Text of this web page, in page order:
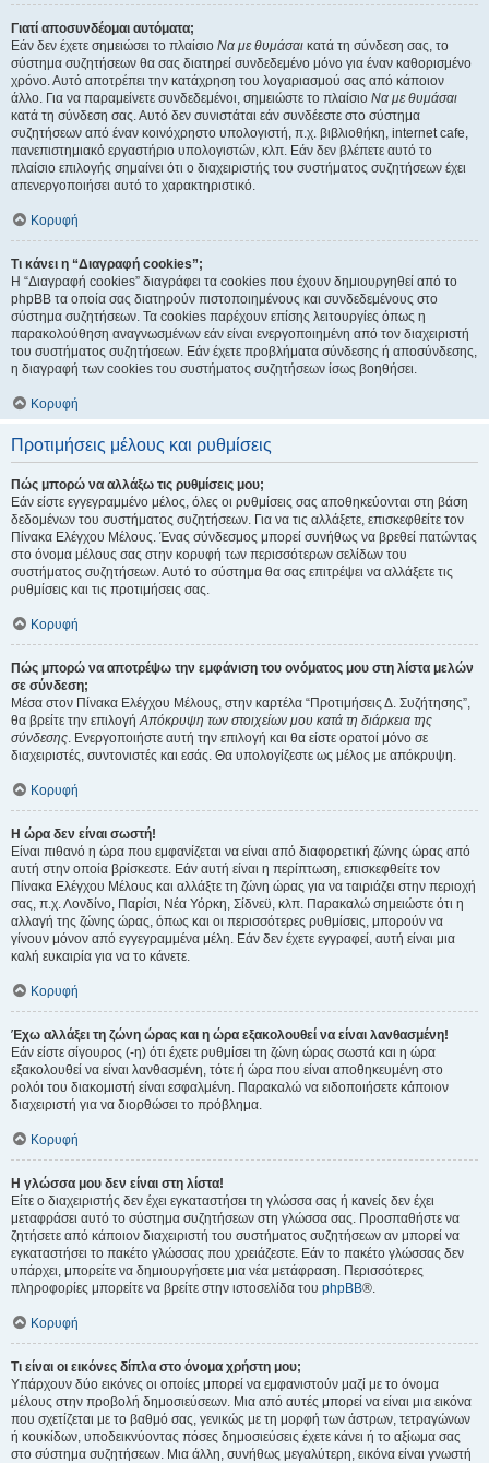
Γιατί αποσυνδέομαι αυτόματα;
Εάν δεν έχετε σημειώσει το πλαίσιο Να με θυμάσαι κατά τη σύνδεση σας, το
σύστημα συζητήσεων θα σας διατηρεί συνδεδεμένο μόνο για έναν καθορισμένο
χρόνο. Αυτό αποτρέπει την κατάχρηση του λογαριασμού σας από κάποιον
άλλο. Για να παραμείνετε συνδεδεμένοι, σημειώστε το πλαίσιο Να με θυμάσαι
κατά τη σύνδεση σας. Αυτό δεν συνιστάται εάν συνδέεστε στο σύστημα
συζητήσεων από έναν κοινόχρηστο υπολογιστή, π.χ. βιβλιοθήκη, internet cafe,
πανεπιστημιακό εργαστήριο υπολογιστών, κλπ. Εάν δεν βλέπετε αυτό το
πλαίσιο επιλογής σημαίνει ότι ο διαχειριστής του συστήματος συζητήσεων έχει
απενεργοποιήσει αυτό το χαρακτηριστικό.
Κορυφή
Τι κάνει η “Διαγραφή cookies”;
Η “Διαγραφή cookies” διαγράφει τα cookies που έχουν δημιουργηθεί από το
phpBB τα οποία σας διατηρούν πιστοποιημένους και συνδεδεμένους στο
σύστημα συζητήσεων. Τα cookies παρέχουν επίσης λειτουργίες όπως η
παρακολούθηση αναγνωσμένων εάν είναι ενεργοποιημένη από τον διαχειριστή
του συστήματος συζητήσεων. Εάν έχετε προβλήματα σύνδεσης ή αποσύνδεσης,
η διαγραφή των cookies του συστήματος συζητήσεων ίσως βοηθήσει.
Κορυφή
Προτιμήσεις μέλους και ρυθμίσεις
Πώς μπορώ να αλλάξω τις ρυθμίσεις μου;
Εάν είστε εγγεγραμμένο μέλος, όλες οι ρυθμίσεις σας αποθηκεύονται στη βάση
δεδομένων του συστήματος συζητήσεων. Για να τις αλλάξετε, επισκεφθείτε τον
Πίνακα Ελέγχου Μέλους. Ένας σύνδεσμος μπορεί συνήθως να βρεθεί πατώντας
στο όνομα μέλους σας στην κορυφή των περισσότερων σελίδων του
συστήματος συζητήσεων. Αυτό το σύστημα θα σας επιτρέψει να αλλάξετε τις
ρυθμίσεις και τις προτιμήσεις σας.
Κορυφή
Πώς μπορώ να αποτρέψω την εμφάνιση του ονόματος μου στη λίστα μελών
σε σύνδεση;
Μέσα στον Πίνακα Ελέγχου Μέλους, στην καρτέλα “Προτιμήσεις Δ. Συζήτησης”,
θα βρείτε την επιλογήΑπόκρυψη των στοιχείων μου κατά τη διάρκεια της
σύνδεσης. Ενεργοποιήστε αυτή την επιλογή και θα είστε ορατοί μόνο σε
διαχειριστές, συντονιστές και εσάς. Θα υπολογίζεστε ως μέλος με απόκρυψη.
Κορυφή
Η ώρα δεν είναι σωστή!
Είναι πιθανό η ώρα που εμφανίζεται να είναι από διαφορετική ζώνης ώρας από
αυτή στην οποία βρίσκεστε. Εάν αυτή είναι η περίπτωση, επισκεφθείτε τον
Πίνακα Ελέγχου Μέλους και αλλάξτε τη ζώνη ώρας για να ταιριάζει στην περιοχή
σας, π.χ. Λονδίνο, Παρίσι, Νέα Υόρκη, Σίδνεϋ, κλπ. Παρακαλώ σημειώστε ότι η
αλλαγή της ζώνης ώρας, όπως και οι περισσότερες ρυθμίσεις, μπορούν να
γίνουν μόνον από εγγεγραμμένα μέλη. Εάν δεν έχετε εγγραφεί, αυτή είναι μια
καλή ευκαιρία για να το κάνετε.
Κορυφή
Έχω αλλάξει τη ζώνη ώρας και η ώρα εξακολουθεί να είναι λανθασμένη!
Εάν είστε σίγουρος (-η) ότι έχετε ρυθμίσει τη ζώνη ώρας σωστά και η ώρα
εξακολουθεί να είναι λανθασμένη, τότε ή ώρα που είναι αποθηκευμένη στο
ρολόι του διακομιστή είναι εσφαλμένη. Παρακαλώ να ειδοποιήσετε κάποιον
διαχειριστή για να διορθώσει το πρόβλημα.
Κορυφή
Η γλώσσα μου δεν είναι στη λίστα!
Είτε ο διαχειριστής δεν έχει εγκαταστήσει τη γλώσσα σας ή κανείς δεν έχει
μεταφράσει αυτό το σύστημα συζητήσεων στη γλώσσα σας. Προσπαθήστε να
ζητήσετε από κάποιον διαχειριστή του συστήματος συζητήσεων αν μπορεί να
εγκαταστήσει το πακέτο γλώσσας που χρειάζεστε. Εάν το πακέτο γλώσσας δεν
υπάρχει, μπορείτε να δημιουργήσετε μια νέα μετάφραση. Περισσότερες
πληροφορίες μπορείτε να βρείτε στην ιστοσελίδα του phpBB®.
Κορυφή
Τι είναι οι εικόνες δίπλα στο όνομα χρήστη μου;
Υπάρχουν δύο εικόνες οι οποίες μπορεί να εμφανιστούν μαζί με το όνομα
μέλους στην προβολή δημοσιεύσεων. Μια από αυτές μπορεί να είναι μια εικόνα
που σχετίζεται με το βαθμό σας, γενικώς με τη μορφή των άστρων, τετραγώνων
ή κουκίδων, υποδεικνύοντας πόσες δημοσιεύσεις έχετε κάνει ή το αξίωμα σας
στο σύστημα συζητήσεων. Μια άλλη, συνήθως μεγαλύτερη, εικόνα είναι γνωστή